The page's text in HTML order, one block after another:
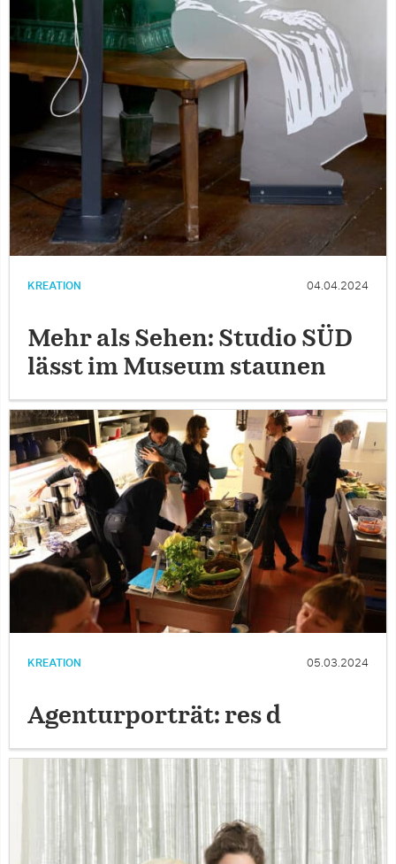
KREATION 04.04.2024
Mehr als Sehen: Studio SÜD
lässt im Museum staunen
KREATION 05.03.2024
Agenturporträt: res d